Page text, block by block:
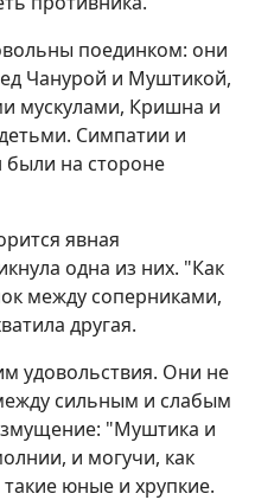
поединком: они
Чанурой и Муштикой,
мускулами, Кришна и
Симпатии и
на стороне
явная
одна из них. "Как
между соперниками,
другая.
удовольствия. Они не
сильным и слабым
"Муштика и
и могучи, как
юные и хрупкие.